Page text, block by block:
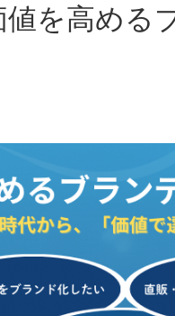
値を高める